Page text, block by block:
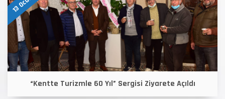
“Kentte Turizmle 60 Yıl” Sergisi Ziyarete Açıldı